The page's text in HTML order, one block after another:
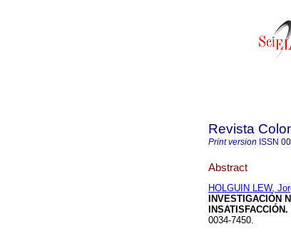
Revista
Print version ISSN
Abstract
HOLGUIN LEW,
INVESTIGACIÓN
INSATISFACCIÓN.
0034-7450.